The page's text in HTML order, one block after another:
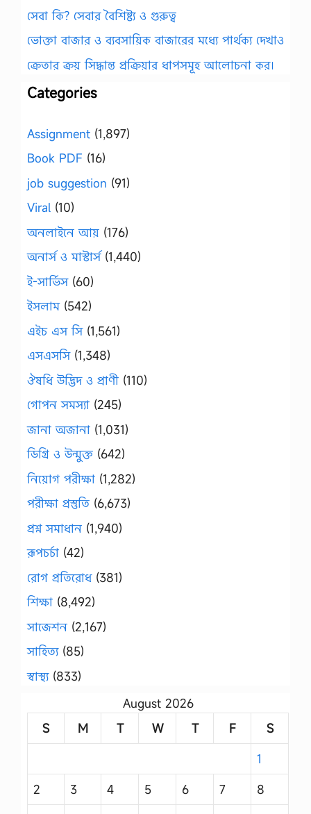
সেবা কি? সেবার বৈশিষ্ট্য ও গুরুত্ব
ভোক্তা বাজার ও ব্যবসায়িক বাজারের মধ্যে পার্থক্য দেখাও
ক্রেতার ক্রয় সিদ্ধান্ত প্রক্রিয়ার ধাপসমূহ আলোচনা কর।
Categories
Assignment (1,897)
Book PDF (16)
job suggestion (91)
Viral (10)
অনলাইনে আয় (176)
অনার্স ও মাস্টার্স(1,440)
ই-সার্ভিস(60)
ইসলাম(542)
এইচ এস সি(1,561)
এসএসসি(1,348)
ঔষধি উদ্ভিদ ও প্রাণী (110)
গোপন সমস্যা (245)
জানা অজানা (1,031)
ডিগ্রি ও উন্মুক্ত (642)
নিয়োগ পরীক্ষা (1,282)
পরীক্ষা প্রস্তুতি (6,673)
প্রশ্ন সমাধান (1,940)
রূপচর্চা (42)
রোগ প্রতিরোধ(381)
শিক্ষা (8,492)
সাজেশন (2,167)
সাহিত্য(85)
স্বাস্থ্য(833)
August 2026
S
M T W T F
S
1
2
3 4 5 6 7
8